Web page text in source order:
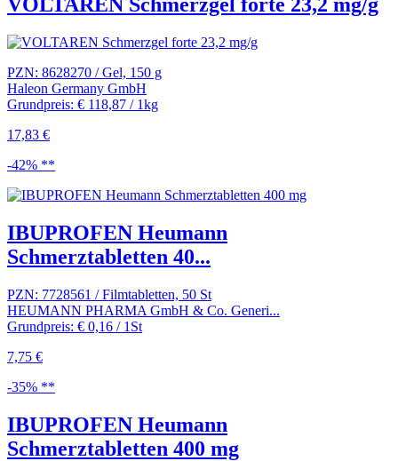
VOLTAREN Schmerzgel forte 23,2 mg/g
PZN: 8628270 / Gel, 150 g
Haleon Germany GmbH
Grundpreis: € 118,87 / 1kg
17,83 €
-42% **
IBUPROFEN Heumann
Schmerztabletten 40...
PZN: 7728561 / Filmtabletten, 50 St
HEUMANN PHARMA GmbH & Co. Generi...
Grundpreis: € 0,16 / 1St
7,75 €
-35% **
IBUPROFEN Heumann
Schmerztabletten 400 mg